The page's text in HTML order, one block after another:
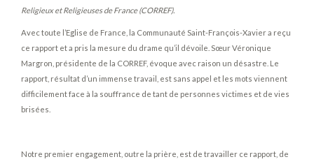
Religieux et Religieuses de France (CORREF).
Avec toute l’Eglise de France, la Communauté Saint-François-Xavier a reçu
ce rapport et a pris la mesure du drame qu’il dévoile. Sœur Véronique
Margron, présidente de la CORREF, évoque avec raison un désastre. Le
rapport, résultat d’un immense travail, est sans appel et les mots viennent
difficilement face à la souffrance de tant de personnes victimes et de vies
brisées.
Notre premier engagement, outre la prière, est de travailler ce rapport, de